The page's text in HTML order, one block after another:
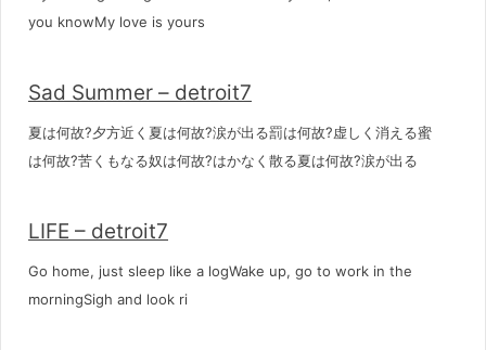
you knowMy love is yours
Sad Summer – detroit7
夏は何故?夕方近く夏は何故?涙が出る罰は何故?虚しく消える蜜
は何故?苦くもなる奴は何故?はかなく散る夏は何故?涙が出る
LIFE – detroit7
Go home, just sleep like a logWake up, go to work in the
morningSigh and look ri